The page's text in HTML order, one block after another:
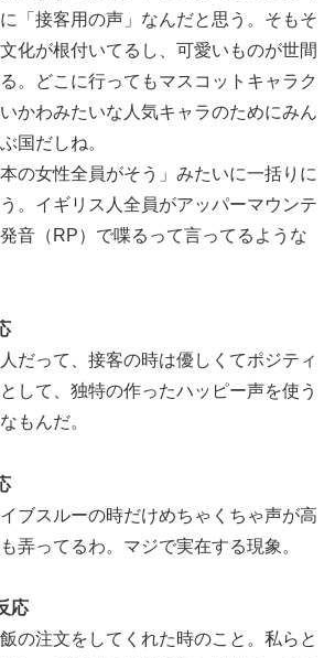
「接客用の声」なんだと思う。そもそ
化が根付いてるし、可愛いものが世間
。どこに行ってもマスコットキャラク
かわみたいな人気キャラのためにみん
国だしね。
の女性全員がそう」みたいに一括りに
。イギリス人全員がアッパーマウンテ
音（RP）で喋るって言ってるような
だって、接客の時は優しくてポジティ
して、独特の作ったハッピー声を使う
もんだ。
ブスルーの時だけめちゃくちゃ声が高
弄ってるわ。マジで実在する現象。
応
の注文をしてくれた時のこと。私らと